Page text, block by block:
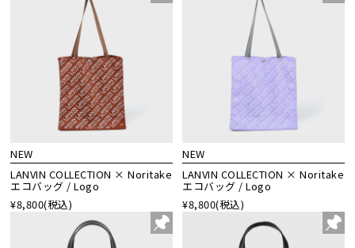
NEW
LANVIN COLLECTION × Noritake
エコバッグ / Logo
¥8,800(税込)
NEW
LANVIN COLLECTION × Noritake
エコバッグ / Logo
¥8,800(税込)